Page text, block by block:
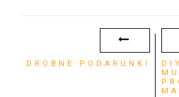
DROBNE PODARUNKI